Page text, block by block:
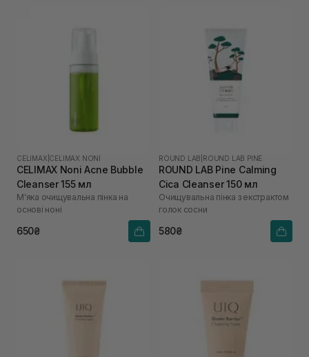
CELIMAX CELIMAX NONI
CELIMAX Noni Acne Bubble
Cleanser 155 мл
М'яка очищувальна пінка на
основі ноні
650₴
ROUND LAB ROUND LAB PINE
ROUND LAB Pine Calming
Cica Cleanser 150 мл
Очищувальна пінка з екстрактом
голок сосни
580₴